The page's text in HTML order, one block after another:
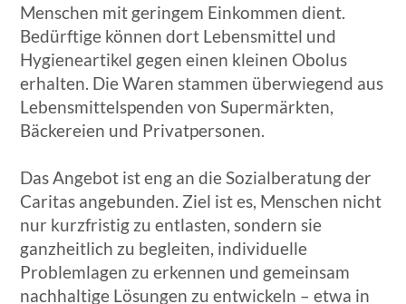
Menschen mit geringem Einkommen dient.
Bedürftige können dort Lebensmittel und
Hygieneartikel gegen einen kleinen Obolus
erhalten. Die Waren stammen überwiegend aus
Lebensmittelspenden von Supermärkten,
Bäckereien und Privatpersonen.
Das Angebot ist eng an die Sozialberatung der
Caritas angebunden. Ziel ist es, Menschen nicht
nur kurzfristig zu entlasten, sondern sie
ganzheitlich zu begleiten, individuelle
Problemlagen zu erkennen und gemeinsam
nachhaltige Lösungen zu entwickeln – etwa in